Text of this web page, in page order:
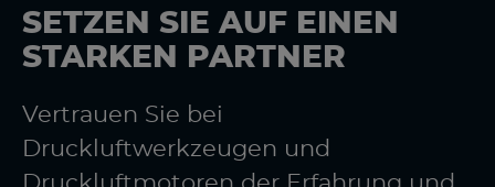
SETZEN SIE AUF EINEN
STARKEN PARTNER
Vertrauen Sie bei
Druckluftwerkzeugen und